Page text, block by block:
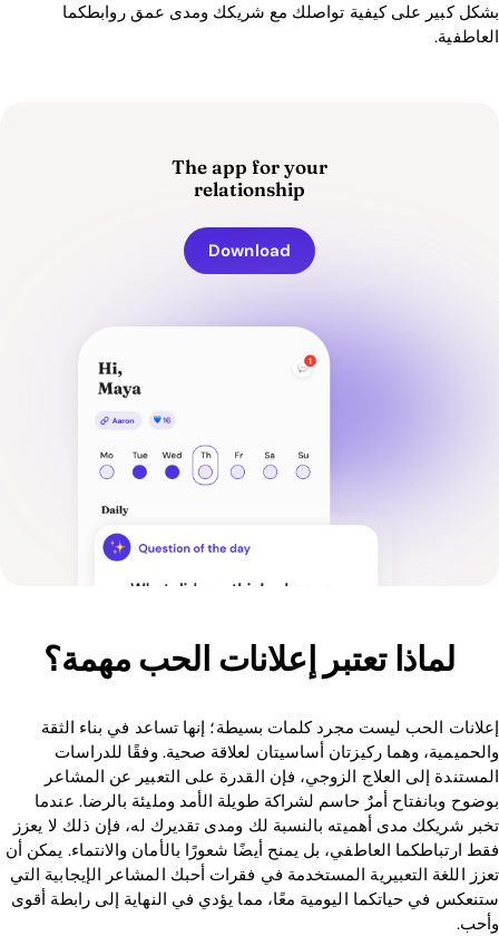
بشكل كبير على كيفية تواصلك مع شريكك ومدى عمق روابطكما
العاطفية.
The app for your
relationship
Download
لماذا تعتبر إعلانات الحب مهمة؟
إعلانات الحب ليست مجرد كلمات بسيطة؛ إنها تساعد في بناء الثقة
والحميمية، وهما ركيزتان أساسيتان لعلاقة صحية. وفقًا للدراسات
المستندة إلى العلاج الزوجي، فإن القدرة على التعبير عن المشاعر
بوضوح وبانفتاح أمرٌ حاسم لشراكة طويلة الأمد ومليئة بالرضا. عندما
تخبر شريكك مدى أهميته بالنسبة لك ومدى تقديرك له، فإن ذلك لا يعزز
فقط ارتباطكما العاطفي، بل يمنح أيضًا شعورًا بالأمان والانتماء. يمكن أن
تعزز اللغة التعبيرية المستخدمة في فقرات أحبك المشاعر الإيجابية التي
ستنعكس في حياتكما اليومية معًا، مما يؤدي في النهاية إلى رابطة أقوى
وأحب.